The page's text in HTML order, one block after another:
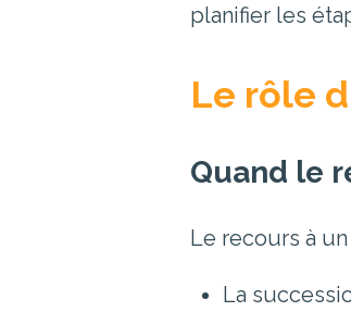
planifier les
Le rôle
Quand le
Le recours à
La